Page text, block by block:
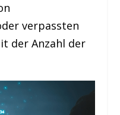
verpassten
der Anzahl der